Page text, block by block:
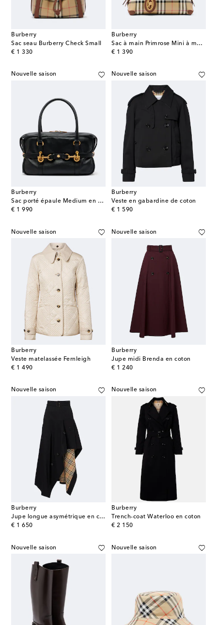
Burberry
Sac seau Burberry Check Small
€ 1 330
original price
Burberry
Sac à main Primrose Mini à motif Burberry Check
€ 1 390
original price
Nouvelle saison
Burberry
Sac porté épaule Medium en cuir
€ 1 990
original price
Nouvelle saison
Burberry
Veste en gabardine de coton
€ 1 590
original price
Nouvelle saison
Burberry
Veste matelassée Fernleigh
€ 1 490
original price
Nouvelle saison
Burberry
Jupe midi Brenda en coton
€ 1 240
original price
Nouvelle saison
Burberry
Jupe longue asymétrique en coton
€ 1 650
original price
Nouvelle saison
Burberry
Trench-coat Waterloo en coton
€ 2 150
original price
Nouvelle saison Nouvelle saison